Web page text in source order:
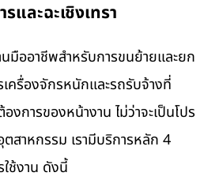
และฉะเชิงเทรา
ออาชีพสำหรับการขนย้ายและยก
ครื่องจักรหนักและรถรับจ้างที่
การของหน้างาน ไม่ว่าจะเป็นโปร
สาหกรรม เรามีบริการหลัก 4
ช้งาน ดังนี้